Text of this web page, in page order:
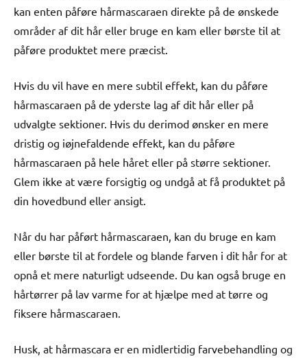
kan enten påføre hårmascaraen direkte på de ønskede
områder af dit hår eller bruge en kam eller børste til at
påføre produktet mere præcist.
Hvis du vil have en mere subtil effekt, kan du påføre
hårmascaraen på de yderste lag af dit hår eller på
udvalgte sektioner. Hvis du derimod ønsker en mere
dristig og iøjnefaldende effekt, kan du påføre
hårmascaraen på hele håret eller på større sektioner.
Glem ikke at være forsigtig og undgå at få produktet på
din hovedbund eller ansigt.
Når du har påført hårmascaraen, kan du bruge en kam
eller børste til at fordele og blande farven i dit hår for at
opnå et mere naturligt udseende. Du kan også bruge en
hårtørrer på lav varme for at hjælpe med at tørre og
fiksere hårmascaraen.
Husk, at hårmascara er en midlertidig farvebehandling og